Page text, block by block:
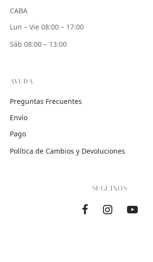
CABA
Lun – Vie 08:00 – 17:00
Sáb 08:00 – 13:00
AYUDA
Preguntas Frecuentes
Envío
Pago
Política de Cambios y Devoluciones
SEGUINOS